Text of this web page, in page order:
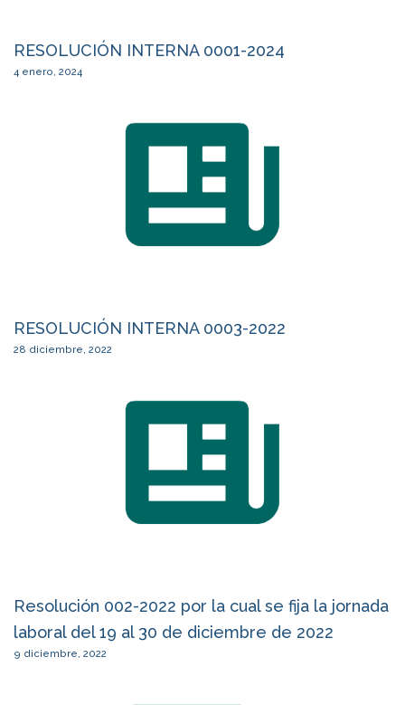
RESOLUCIÓN INTERNA 0001-2024
4 enero, 2024
RESOLUCIÓN INTERNA 0003-2022
28 diciembre, 2022
Resolución 002-2022 por la cual se fija la jornada
laboral del 19 al 30 de diciembre de 2022
9 diciembre, 2022